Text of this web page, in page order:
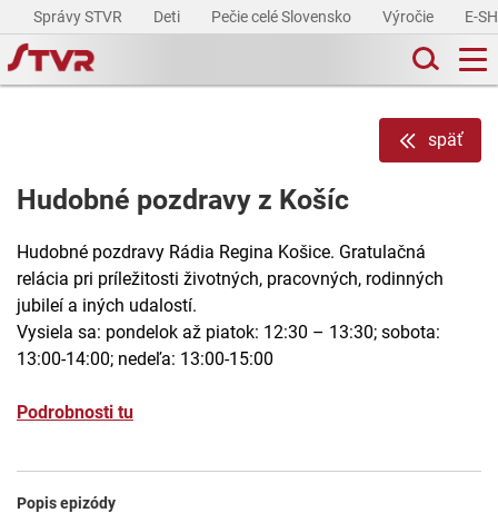
Správy STVR Deti Pečie celé Slovensko Výročie E-
späť
Hudobné pozdravy z Košíc
Hudobné pozdravy Rádia Regina Košice. Gratulačná
relácia pri príležitosti životných, pracovných, rodinných
jubileí a iných udalostí.
Vysiela sa: pondelok až piatok: 12:30 – 13:30; sobota:
13:00-14:00; nedeľa: 13:00-15:00
Podrobnosti tu
Popis epizódy